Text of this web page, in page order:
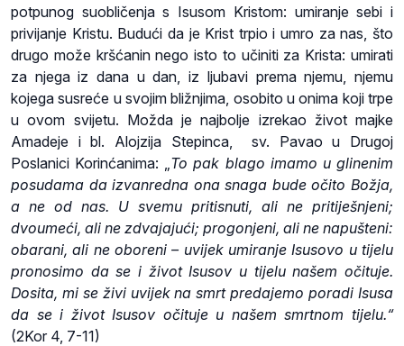
potpunog suobličenja s Isusom Kristom: umiranje sebi i
privijanje Kristu. Budući da je Krist trpio i umro za nas, što
drugo može kršćanin nego isto to učiniti za Krista: umirati
za njega iz dana u dan, iz ljubavi prema njemu, njemu
kojega susreće u svojim bližnjima, osobito u onima koji trpe
u ovom svijetu. Možda je najbolje izrekao život majke
Amadeje i bl. Alojzija Stepinca, sv. Pavao u Drugoj
Poslanici Korinćanima: „ To pak blago imamo u glinenim
posudama da izvanredna ona snaga bude očito Božja,
a ne od nas. U svemu pritisnuti, ali ne pritiješnjeni;
dvoumeći, ali ne zdvajajući; progonjeni, ali ne napušteni:
obarani, ali ne oboreni – uvijek umiranje Isusovo u tijelu
pronosimo da se i život Isusov u tijelu našem očituje.
Dosita, mi se živi uvijek na smrt predajemo poradi Isusa
da se i život Isusov očituje u našem smrtnom tijelu.“
(2Kor 4, 7-11)